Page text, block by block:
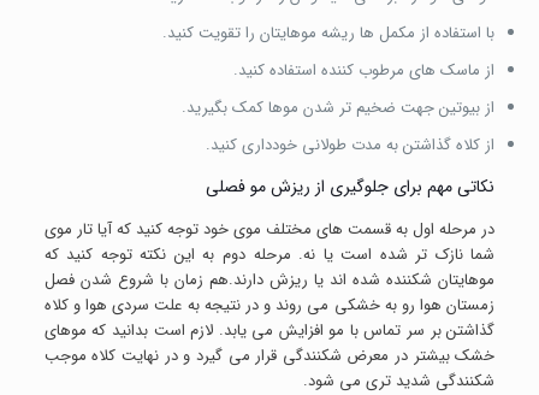
با استفاده از مکمل ها ریشه موهایتان را تقویت کنید.
از ماسک های مرطوب کننده استفاده کنید.
از بیوتین جهت ضخیم تر شدن موها کمک بگیرید.
از کلاه گذاشتن به مدت طولانی خودداری کنید.
نکاتی مهم برای جلوگیری از ریزش مو فصلی
در مرحله اول به قسمت های مختلف موی خود توجه کنید که آیا تار موی
شما نازک تر شده است یا نه. مرحله دوم به این نکته توجه کنید که
موهایتان شکننده شده اند یا ریزش دارند.هم زمان با شروع شدن فصل
زمستان هوا رو به خشکی می روند و در نتیجه به علت سردی هوا و کلاه
گذاشتن بر سر تماس با مو افزایش می یابد. لازم است بدانید که موهای
خشک بیشتر در معرض شکنندگی قرار می گیرد و در نهایت کلاه موجب
شکنندگی شدید تری می شود.